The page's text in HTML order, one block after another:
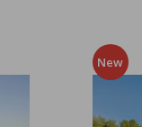
New